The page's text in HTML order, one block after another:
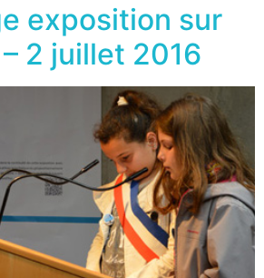
exposition sur
2 juillet 2016